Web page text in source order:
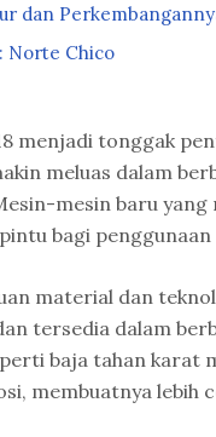
dan
Norte Chico
menjadi tonggak
meluas dalam
mesin baru yang
bagi penggunaan
material dan
tersedia dalam
baja tahan karat
membuatnya lebih